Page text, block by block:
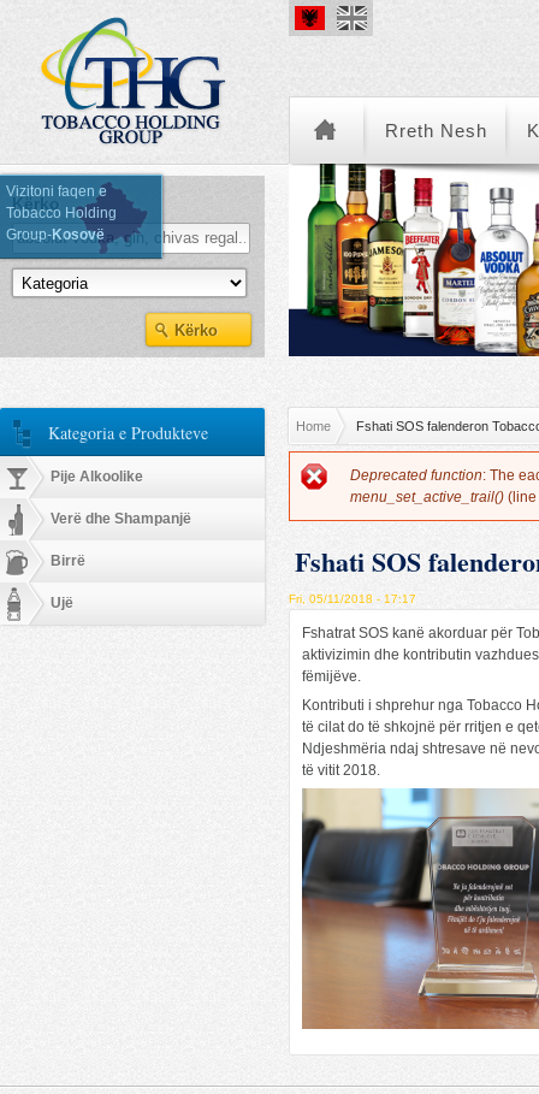
Vizitoni faqen e
Tobacco Holding
Group-Kosovë
Rreth Nesh
Kërko
Kategoria e Produkteve
You are here
Home Fshati SOS falenderon
Error message
Deprecated function: The
menu_set_active_trail() (line
Fshati SOS
Fri, 05/11/2018 - 17:17
Fshatrat SOS kanë akorduar për
aktivizimin dhe kontributin
fëmijëve.
Kontributi i shprehur nga Tobacco
të cilat do të shkojnë për rritjen e
Ndjeshmëria ndaj shtresave në
të vitit 2018.
Kategoria e Produkteve
Pije Alkoolike
Verë dhe Shampanjë
Birrë
Ujë